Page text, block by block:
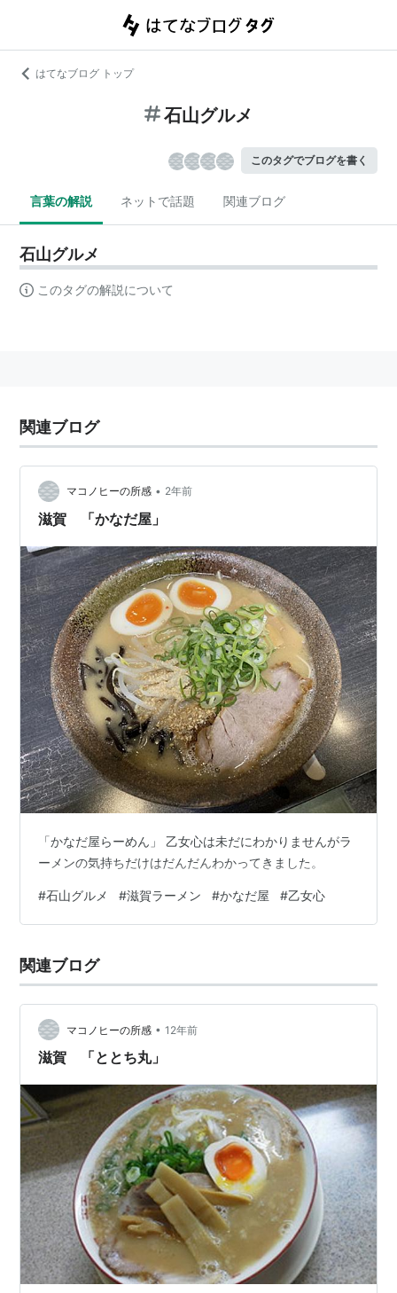
はてなブログ トップ
石山グルメ
このタグでブログを書く
言葉の解説 ネットで話題 関連ブログ
石山グルメ
このタグの解説について
関連ブログ
マコノヒーの所感 • 2年前
滋賀 「かなだ屋」
「かなだ屋らーめん」 乙女心は未だにわかりませんがラ
ーメンの気持ちだけはだんだんわかってきました。
#石山グルメ #滋賀ラーメン #かなだ屋 #乙女心
関連ブログ
マコノヒーの所感 • 12年前
滋賀 「ととち丸」